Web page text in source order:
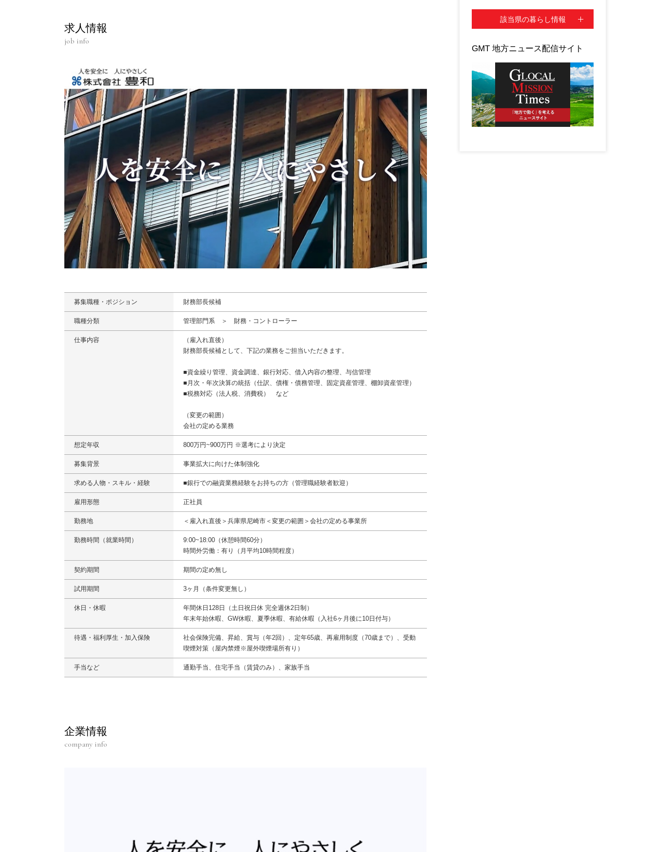
求人情報
job info
募集職種・ポジション 財務部長候補
職種分類 管理部門系 ＞ 財務・コントローラー
仕事内容
（雇入れ直後）
財務部長候補として、下記の業務をご担当いただきます。
■資金繰り管理、資金調達、銀行対応、借入内容の整理、与信管理
■月次・年次決算の統括（仕訳、債権・債務管理、固定資産管理、棚卸資産管理）
■税務対応（法人税、消費税） など
（変更の範囲）
会社の定める業務
想定年収 800万円~900万円 ※選考により決定
募集背景 事業拡大に向けた体制強化
求める人物・スキル・経験 ■銀行での融資業務経験をお持ちの方（管理職経験者歓迎）
雇用形態 正社員
勤務地 ＜雇入れ直後＞兵庫県尼崎市＜変更の範囲＞会社の定める事業所
勤務時間（就業時間）
9:00~18:00（休憩時間60分）
時間外労働：有り（月平均10時間程度）
契約期間 期間の定め無し
試用期間 3ヶ月（条件変更無し）
休日・休暇
年間休日128日（土日祝日休 完全週休2日制）
年末年始休暇、GW休暇、夏季休暇、有給休暇（入社6ヶ月後に10日付与）
待遇・福利厚生・加入保険
社会保険完備、昇給、賞与（年2回）、定年65歳、再雇用制度（70歳まで）、受動
喫煙対策（屋内禁煙※屋外喫煙場所有り）
手当など 通勤手当、住宅手当（賃貸のみ）、家族手当
企業情報
company info
該当県の暮らし情報
GMT 地方ニュース配信サイト